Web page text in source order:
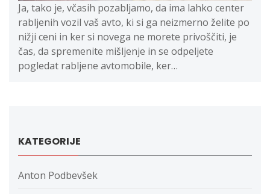
Ja, tako je, včasih pozabljamo, da ima lahko center
rabljenih vozil vaš avto, ki si ga neizmerno želite po
nižji ceni in ker si novega ne morete privoščiti, je
čas, da spremenite mišljenje in se odpeljete
pogledat rabljene avtomobile, ker…
KATEGORIJE
Anton Podbevšek